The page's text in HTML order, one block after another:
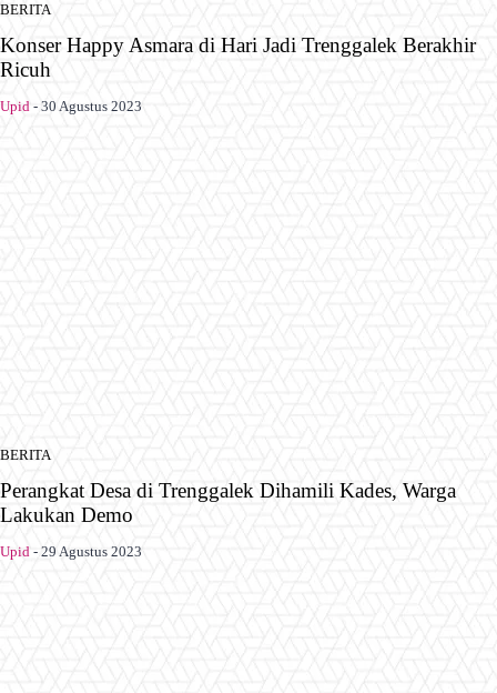
BERITA
Konser Happy Asmara di Hari Jadi Trenggalek Berakhir
Ricuh
Upid - 30 Agustus 2023
BERITA
Perangkat Desa di Trenggalek Dihamili Kades, Warga
Lakukan Demo
Upid - 29 Agustus 2023